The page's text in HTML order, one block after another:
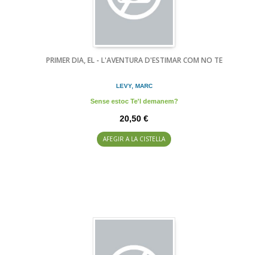
PRIMER DIA, EL - L'AVENTURA D'ESTIMAR COM NO TE
LEVY, MARC
Sense estoc Te'l demanem?
20,50 €
AFEGIR A LA CISTELLA